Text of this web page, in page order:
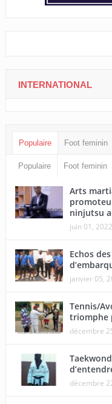
INTERNATIONAL
Populaire Foot feminin
Populaire Foot feminin
Arts
ninjutsu
juin 01, 2022
Echos
janvier 05,
Tennis/
triomphe
décembre
décembre